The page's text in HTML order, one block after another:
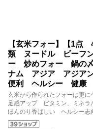
【玄米フォー】【1
類 ヌードル ビーフ
ー 炒めフォー 鍋の
ナム アジア アジア
便利 ヘルシー 健康
玄米から作られたフォーは更
足感アップ ビタミン、ミネ
ほんのり香ばしい ヘルシー志